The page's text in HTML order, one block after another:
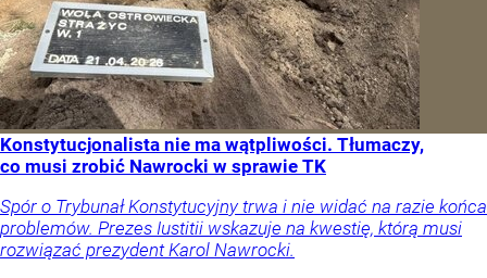
Konstytucjonalista nie ma wątpliwości. Tłumaczy,
co musi zrobić Nawrocki w sprawie TK
Spór o Trybunał Konstytucyjny trwa i nie widać na razie końca
problemów. Prezes Iustitii wskazuje na kwestię, którą musi
rozwiązać prezydent Karol Nawrocki.